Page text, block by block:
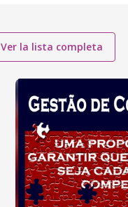
Ver la lista completa